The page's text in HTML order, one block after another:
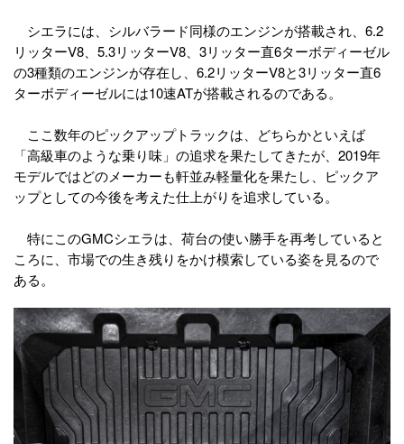
シエラには、シルバラード同様のエンジンが搭載され、6.2
リッターV8、5.3リッターV8、3リッター直6ターボディーゼル
の3種類のエンジンが存在し、6.2リッターV8と3リッター直6
ターボディーゼルには10速ATが搭載されるのである。
ここ数年のピックアップトラックは、どちらかといえば
「高級車のような乗り味」の追求を果たしてきたが、2019年
モデルではどのメーカーも軒並み軽量化を果たし、ピックア
ップとしての今後を考えた仕上がりを追求している。
特にこのGMCシエラは、荷台の使い勝手を再考していると
ころに、市場での生き残りをかけ模索している姿を見るので
ある。